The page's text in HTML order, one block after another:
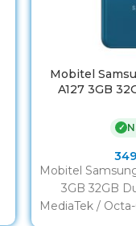
Mobitel
A127 3GB
✓
Mobitel
3GB 32GB
MediaTek /